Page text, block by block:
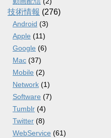
技術情報 (276)
Android (3)
Apple (11)
Google (6)
Mac (37)
Mobile (2)
Network (1)
Software (7)
Tumblr (4)
Twitter (8)
WebService (61)